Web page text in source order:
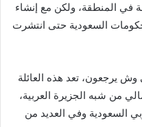
العائلة الكبيرة منذ 750 سنة في المنطقة، ولكن مع إنشاء
السعودية حتى انتشرت
يرجعون، تعد هذه العائلة
من شبه الجزيرة العربية،
السعودية وفي العديد من